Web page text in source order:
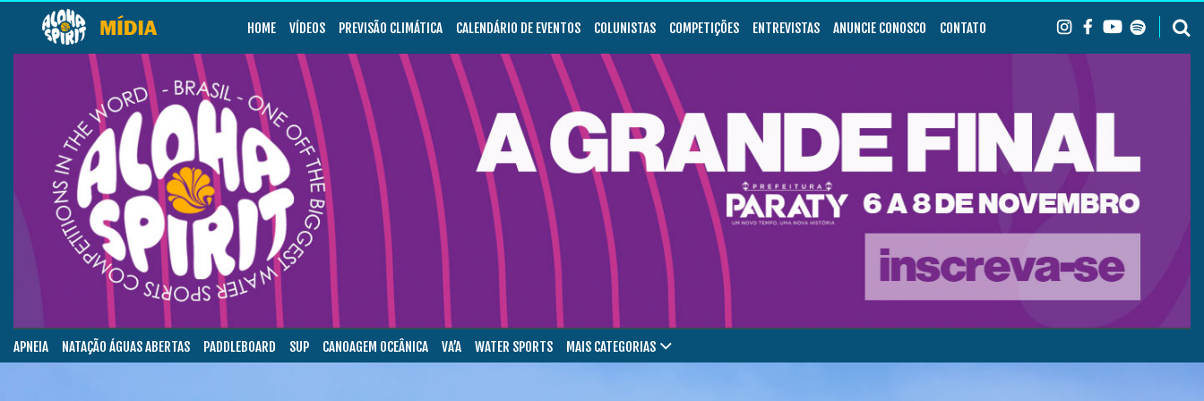
HOME VÍDEOS PREVISÃO CLIMÁTICA CALENDÁRIO DE EVENTOS COLUNISTAS COMPETIÇÕES ENTREVISTAS ANUNCIE CONOSCO CONTATO
APNEIA NATAÇÃO ÁGUAS ABERTAS PADDLEBOARD SUP CANOAGEM OCEÂNICA VA’A WATER SPORTS MAIS CATEGORIAS